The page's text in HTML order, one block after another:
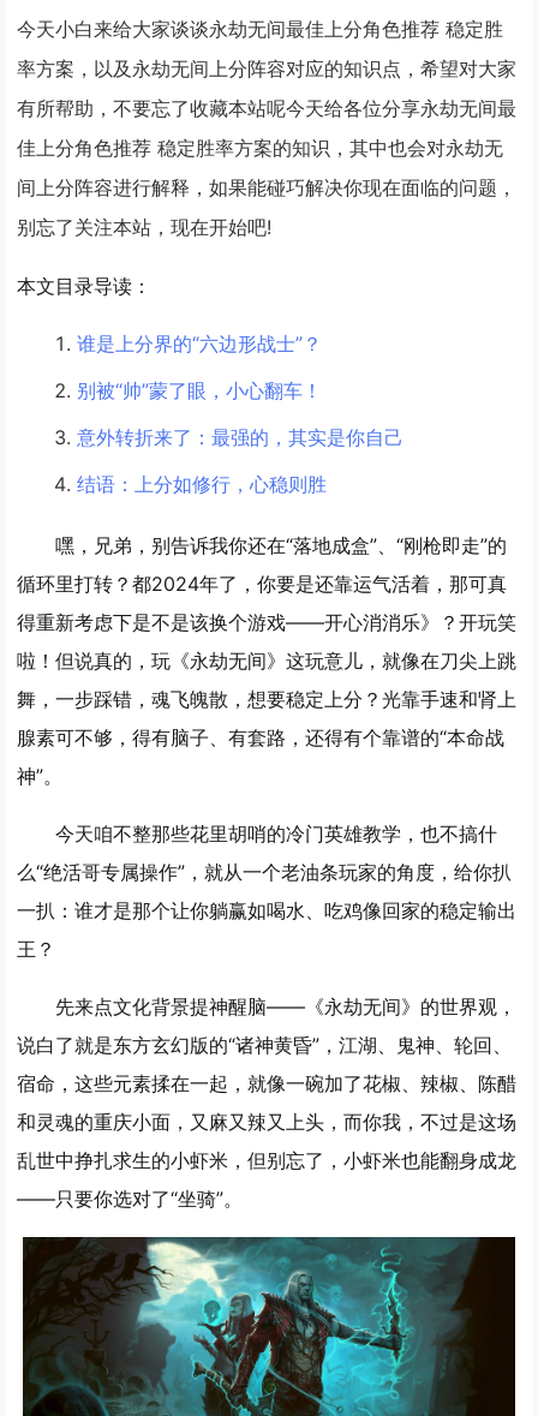
今天小白来给大家谈谈永劫无间最佳上分角色推荐 稳定胜
率方案，以及永劫无间上分阵容对应的知识点，希望对大家
有所帮助，不要忘了收藏本站呢今天给各位分享永劫无间最
佳上分角色推荐 稳定胜率方案的知识，其中也会对永劫无
间上分阵容进行解释，如果能碰巧解决你现在面临的问题，
别忘了关注本站，现在开始吧!
本文目录导读：
谁是上分界的“六边形战士”？
别被“帅”蒙了眼，小心翻车！
意外转折来了：最强的，其实是你自己
结语：上分如修行，心稳则胜
嘿，兄弟，别告诉我你还在“落地成盒”、“刚枪即走”的
循环里打转？都2024年了，你要是还靠运气活着，那可真
得重新考虑下是不是该换个游戏——开心消消乐》？开玩笑
啦！但说真的，玩《永劫无间》这玩意儿，就像在刀尖上跳
舞，一步踩错，魂飞魄散，想要稳定上分？光靠手速和肾上
腺素可不够，得有脑子、有套路，还得有个靠谱的“本命战
神”。
今天咱不整那些花里胡哨的冷门英雄教学，也不搞什
么“绝活哥专属操作”，就从一个老油条玩家的角度，给你扒
一扒：谁才是那个让你躺赢如喝水、吃鸡像回家的稳定输出
王？
先来点文化背景提神醒脑——《永劫无间》的世界观，
说白了就是东方玄幻版的“诸神黄昏”，江湖、鬼神、轮回、
宿命，这些元素揉在一起，就像一碗加了花椒、辣椒、陈醋
和灵魂的重庆小面，又麻又辣又上头，而你我，不过是这场
乱世中挣扎求生的小虾米，但别忘了，小虾米也能翻身成龙
——只要你选对了“坐骑”。